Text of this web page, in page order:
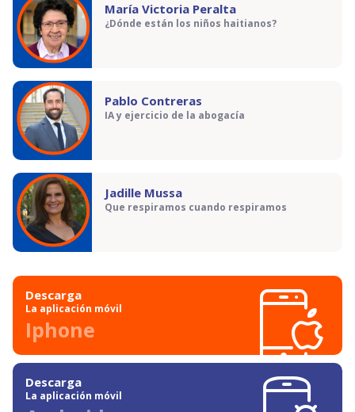
María Victoria Peralta
¿Dónde están los niños haitianos?
Pablo Contreras
IA y ejercicio de la abogacía
Jadille Mussa
Que respiramos cuando respiramos
Descarga
La aplicación móvil
Iphone
Descarga
La aplicación móvil